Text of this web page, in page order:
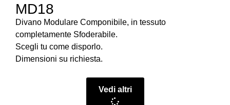
MD18
Divano Modulare Componibile, in tessuto
completamente Sfoderabile.
Scegli tu come disporlo.
Dimensioni su richiesta.
Vedi altri